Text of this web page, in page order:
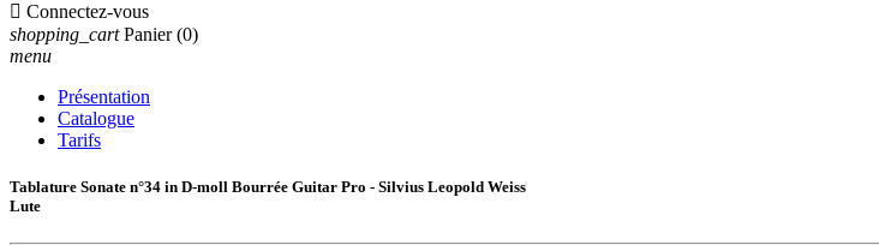
 Connectez-vous
shopping_cart Panier (0)
menu
Présentation
Catalogue
Tarifs
Tablature Sonate n°34 in D-moll Bourrée Guitar Pro - Silvius Leopold Weiss
Lute